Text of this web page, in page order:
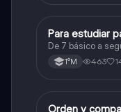
Matemáticas
Para estudiar
De 7 básico a
1°M 463
Matemáticas
Orden y